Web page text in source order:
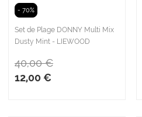
- 70%
Set de Plage DONNY Multi Mix
Dusty Mint - LIEWOOD
12,00 €
40,00 €